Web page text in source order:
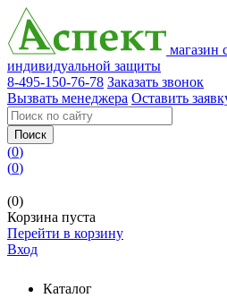
магазин
индивидуальной защиты
8-495-150-76-78 Заказать звонок
Вызвать менеджера Оставить
Поиск
(0)
(0)
(0)
Корзина пуста
Перейти в корзину
Вход
Каталог